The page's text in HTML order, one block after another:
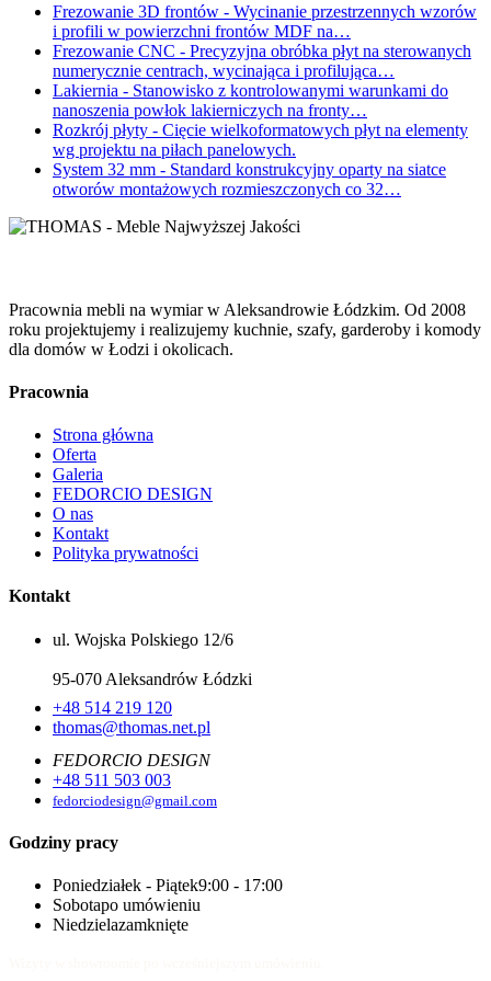
Frezowanie 3D frontów - Wycinanie przestrzennych wzorów
i profili w powierzchni frontów MDF na…
Frezowanie CNC - Precyzyjna obróbka płyt na sterowanych
numerycznie centrach, wycinająca i profilująca…
Lakiernia - Stanowisko z kontrolowanymi warunkami do
nanoszenia powłok lakierniczych na fronty…
Rozkrój płyty - Cięcie wielkoformatowych płyt na elementy
wg projektu na piłach panelowych.
System 32 mm - Standard konstrukcyjny oparty na siatce
otworów montażowych rozmieszczonych co 32…
Pracownia mebli na wymiar w Aleksandrowie Łódzkim. Od 2008
roku projektujemy i realizujemy kuchnie, szafy, garderoby i komody
dla domów w Łodzi i okolicach.
Pracownia
Strona główna
Oferta
Galeria
FEDORCIO DESIGN
O nas
Kontakt
Polityka prywatności
Kontakt
ul. Wojska Polskiego 12/6
95-070 Aleksandrów Łódzki
+48 514 219 120
thomas@thomas.net.pl
FEDORCIO DESIGN
+48 511 503 003
fedorciodesign@gmail.com
Godziny pracy
Poniedziałek - Piątek9:00 - 17:00
Sobotapo umówieniu
Niedzielazamknięte